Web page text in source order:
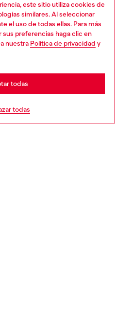
este sitio utiliza cookies de
similares. Al seleccionar
el uso de todas ellas. Para más
preferencias haga clic en
nuestra Política de privacidad y
todas
todas
tanto en línea como
website, but it seems you